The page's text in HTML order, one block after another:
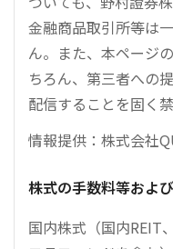
金融商品取引所等は
ん。また、本ページ
ちろん、第三者への
配信することを固く禁
情報提供：株式会社
株式の手数料等およ
国内株式（国内REIT